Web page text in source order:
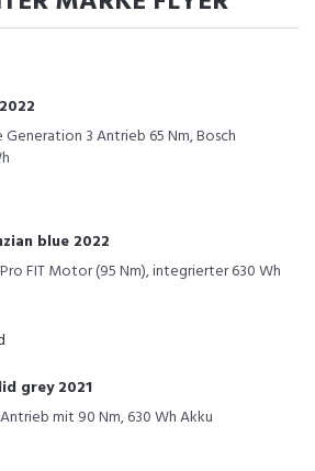
3 Antrieb 65 Nm, Bosch
blue 2022
FIT Motor (95 Nm), integrierter 630 Wh
grey 2021
mit 90 Nm, 630 Wh Akku